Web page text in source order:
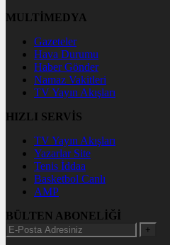
MULTİMEDYA
Gazeteler
Hava Durumu
Haber Gönder
Namaz Vakitleri
TV Yayın Akışları
HIZLI SERVİS
TV Yayın Akışları
Yazarlar Site
Tenis İddaa
Basketbol Canlı
AMP
BÜLTEN ABONELİĞİ
+